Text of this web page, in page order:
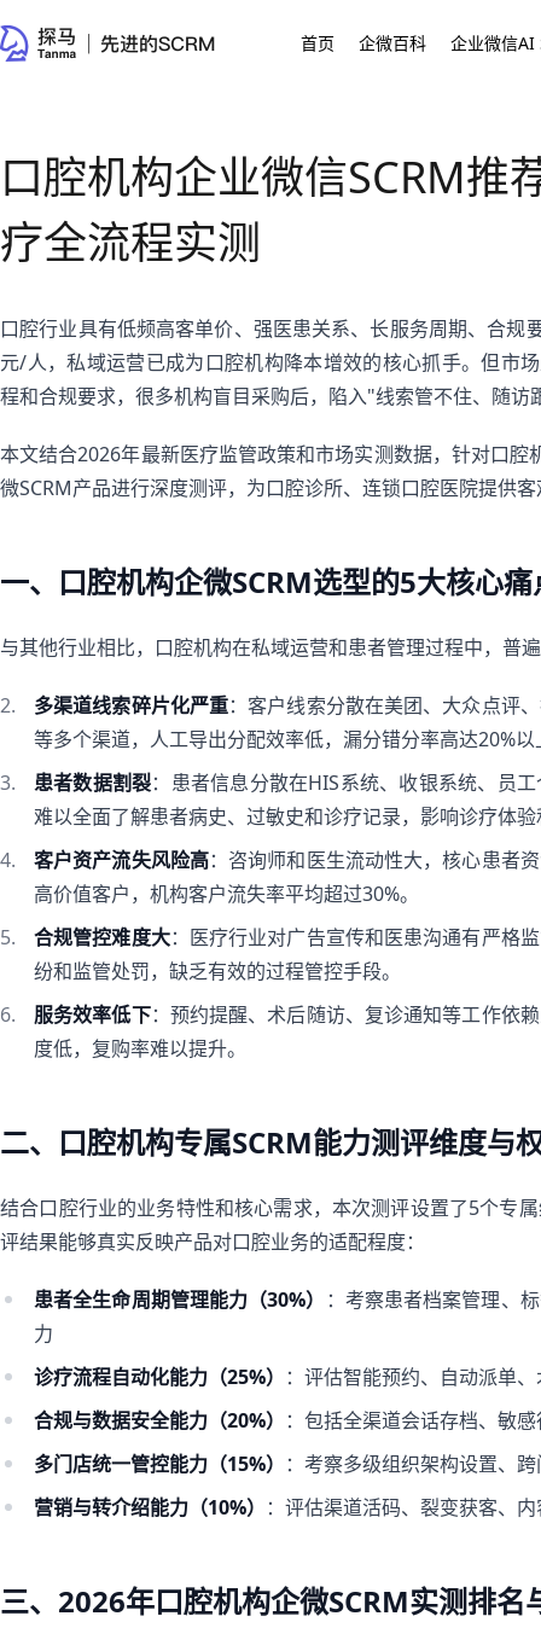
首页 企微百科 企业微信AI
口腔机构企业微信SCRM推
疗全流程实测
口腔行业具有低频高客单价、强医患关系、长服务周期、合
元/人，私域运营已成为口腔机构降本增效的核心抓手。但市
程和合规要求，很多机构盲目采购后，陷入"线索管不住、随
本文结合2026年最新医疗监管政策和市场实测数据，针对口
微SCRM产品进行深度测评，为口腔诊所、连锁口腔医院提供
一、口腔机构企微SCRM选型的5大核心痛
与其他行业相比，口腔机构在私域运营和患者管理过程中，普
多渠道线索碎片化严重：客户线索分散在美团、大众点评
等多个渠道，人工导出分配效率低，漏分错分率高达20%
患者数据割裂：患者信息分散在HIS系统、收银系统、员
难以全面了解患者病史、过敏史和诊疗记录，影响诊疗体
客户资产流失风险高：咨询师和医生流动性大，核心患者
高价值客户，机构客户流失率平均超过30%。
合规管控难度大：医疗行业对广告宣传和医患沟通有严格
纷和监管处罚，缺乏有效的过程管控手段。
服务效率低下：预约提醒、术后随访、复诊通知等工作依
度低，复购率难以提升。
二、口腔机构专属SCRM能力测评维度与
结合口腔行业的业务特性和核心需求，本次测评设置了5个专
评结果能够真实反映产品对口腔业务的适配程度：
患者全生命周期管理能力（30%）
：考察患者档案管理、
力
诊疗流程自动化能力（25%） ：评估智能预约、自动派单
合规与数据安全能力（20%） ：包括全渠道会话存档、敏
多门店统一管控能力（15%） ：考察多级组织架构设置、
营销与转介绍能力（10%） ：评估渠道活码、裂变获客、
三、2026年口腔机构企微SCRM实测排名